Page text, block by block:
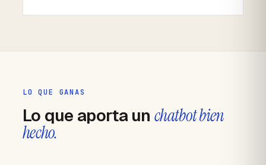
LO QUE GANAS
Lo que aporta unchatbot bien
hecho.